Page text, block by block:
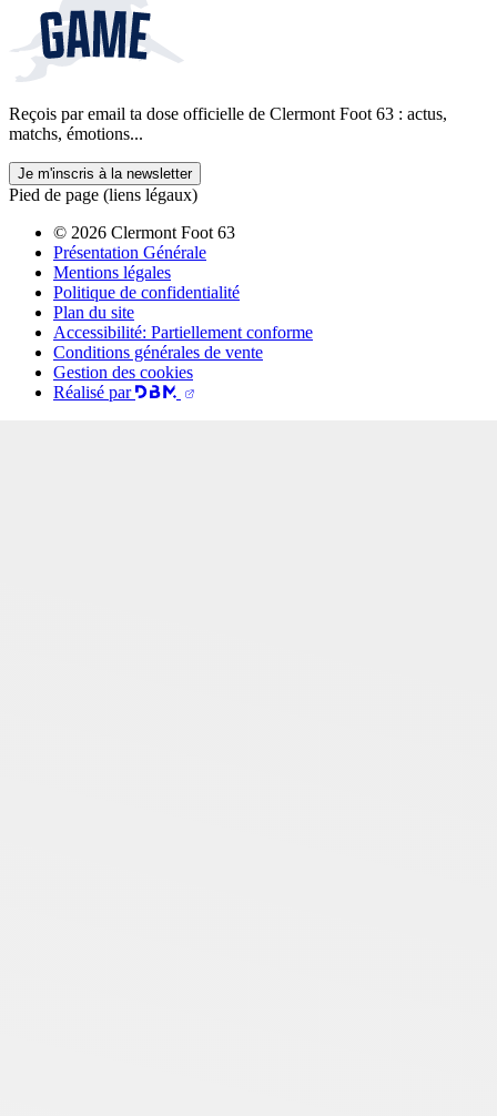
Reçois par email ta dose officielle de Clermont Foot 63 : actus,
matchs, émotions...
Je m'inscris à la newsletter
Pied de page (liens légaux)
© 2026 Clermont Foot 63
Présentation Générale
Mentions légales
Politique de confidentialité
Plan du site
Accessibilité: Partiellement conforme
Conditions générales de vente
Gestion des cookies
Réalisé par